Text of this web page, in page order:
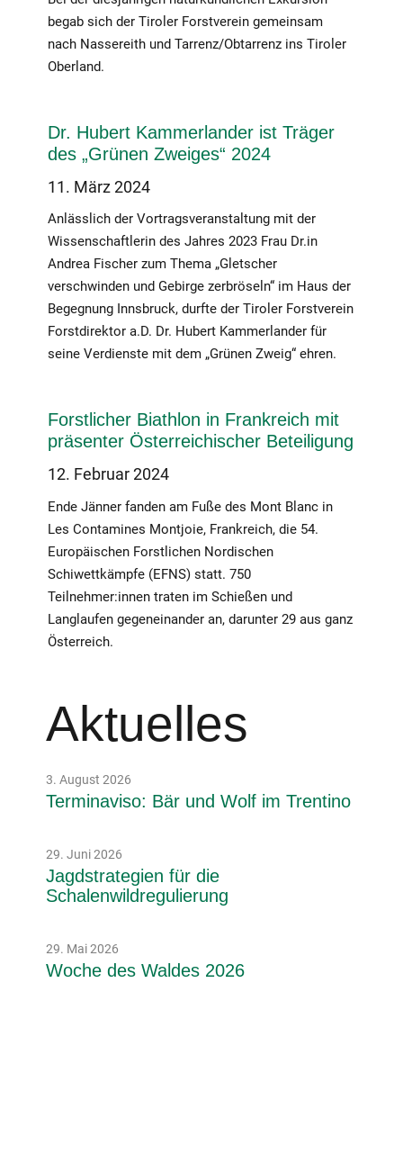
begab sich der Tiroler Forstverein gemeinsam
nach Nassereith und Tarrenz/Obtarrenz ins Tiroler
Oberland.
Dr. Hubert Kammerlander ist Träger
des „Grünen Zweiges“ 2024
11. März 2024
Anlässlich der Vortragsveranstaltung mit der
Wissenschaftlerin des Jahres 2023 Frau Dr.in
Andrea Fischer zum Thema „Gletscher
verschwinden und Gebirge zerbröseln“ im Haus der
Begegnung Innsbruck, durfte der Tiroler Forstverein
Forstdirektor a.D. Dr. Hubert Kammerlander für
seine Verdienste mit dem „Grünen Zweig“ ehren.
Forstlicher Biathlon in Frankreich mit
präsenter Österreichischer Beteiligung
12. Februar 2024
Ende Jänner fanden am Fuße des Mont Blanc in
Les Contamines Montjoie, Frankreich, die 54.
Europäischen Forstlichen Nordischen
Schiwettkämpfe (EFNS) statt. 750
Teilnehmer:innen traten im Schießen und
Langlaufen gegeneinander an, darunter 29 aus ganz
Österreich.
Aktuelles
3. August 2026
Terminaviso: Bär und Wolf im Trentino
29. Juni 2026
Jagdstrategien für die
Schalenwildregulierung
29. Mai 2026
Woche des Waldes 2026